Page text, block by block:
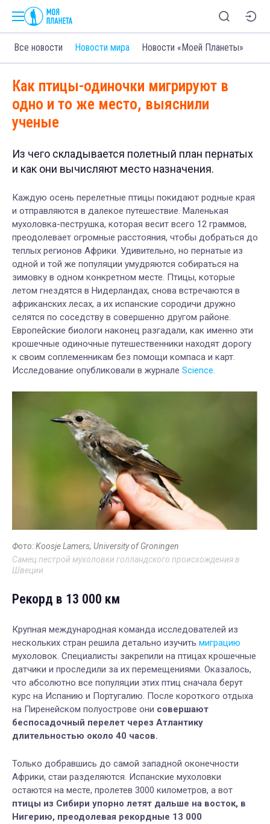
Все новости Новости мира Новости «Моей Планеты»
Как птицы-одиночки мигрируют в
одно и то же место, выяснили
ученые
Из чего складывается полетный план пернатых
и как они вычисляют место назначения.
Каждую осень перелетные птицы покидают родные края
и отправляются в далекое путешествие. Маленькая
мухоловка-пеструшка, которая весит всего 12 граммов,
преодолевает огромные расстояния, чтобы добраться до
теплых регионов Африки. Удивительно, но пернатые из
одной и той же популяции умудряются собираться на
зимовку в одном конкретном месте. Птицы, которые
летом гнездятся в Нидерландах, снова встречаются в
африканских лесах, а их испанские сородичи дружно
селятся по соседству в совершенно другом районе.
Европейские биологи наконец разгадали, как именно эти
крошечные одиночные путешественники находят дорогу
к своим соплеменникам без помощи компаса и карт.
Исследование опубликовали в журнале Science.
Фото: Koosje Lamers, University of Groningen
Самец пестрой мухоловки голландского происхождения в
Швеции
Рекорд в 13 000 км
Крупная международная команда исследователей из
нескольких стран решила детально изучить миграцию
мухоловок. Специалисты закрепили на птицах крошечные
датчики и проследили за их перемещениями. Оказалось,
что абсолютно все популяции этих птиц сначала берут
курс на Испанию и Португалию. После короткого отдыха
на Пиренейском полуострове они совершают
беспосадочный перелет через Атлантику
длительностью около 40 часов.
Только добравшись до самой западной оконечности
Африки, стаи разделяются. Испанские мухоловки
остаются на месте, пролетев 3000 километров, а вот
птицы из Сибири упорно летят дальше на восток, в
Нигерию, преодолевая рекордные 13 000